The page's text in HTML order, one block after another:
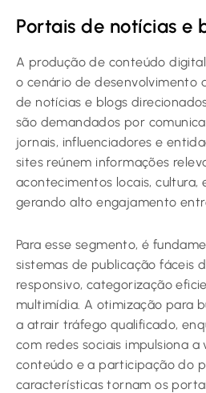
Portais de notícias e
A produção de conteúdo
o cenário de desenvolvimento
de notícias e blogs
são demandados por
jornais, influenciadores e
sites reúnem informações
acontecimentos locais, cultura,
gerando alto engajamento
Para esse segmento, é
sistemas de publicação fáceis
responsivo, categorização
multimídia. A otimização para
a atrair tráfego qualificado,
com redes sociais impulsiona a
conteúdo e a participação do
características tornam os